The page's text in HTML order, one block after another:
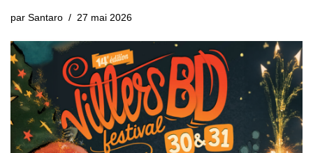
par Santaro 27 mai 2026